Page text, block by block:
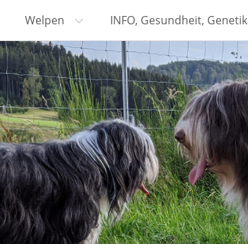
Welpen INFO, Gesundheit, Genetik